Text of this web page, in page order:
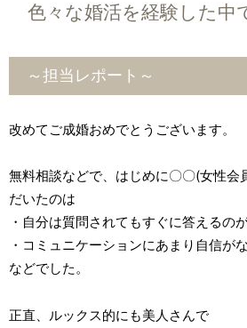
色々な婚活を経験した
～担当レポート～
改めてご成婚おめでとうございます。
無料相談などで、はじめに〇〇(女性会
だいたのは
・自分は質問されてもすぐに答えるの
・コミュニケーションにあまり自信が
などでした。
正直、ルックス的にも美人さんで